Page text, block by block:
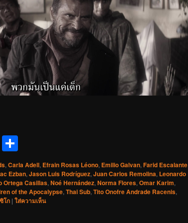
, Carla Adell, Efrain Rosas Léono, Emilio Galvan, Farid Escalante
Ezban, Jason Luis Rodríguez, Juan Carlos Remolina, Leonardo
Ortega Casillas, Noé Hernández, Norma Flores, Omar Karim,
of the Apocalypse, Thai Sub, Tito Onofre Andrade Racenis,
โก | ใส่ความเห็น